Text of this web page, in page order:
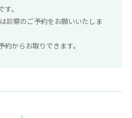
。
診察のご予約をお願いいたしま
約からお取りできます。